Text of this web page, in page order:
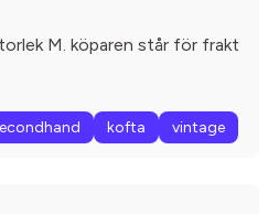
M. köparen står för frakt
kofta vintage